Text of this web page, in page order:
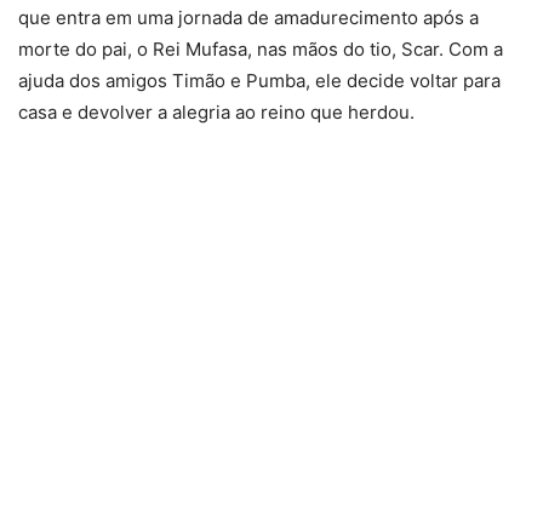
que entra em uma jornada de amadurecimento após a
morte do pai, o Rei Mufasa, nas mãos do tio, Scar. Com a
ajuda dos amigos Timão e Pumba, ele decide voltar para
casa e devolver a alegria ao reino que herdou.